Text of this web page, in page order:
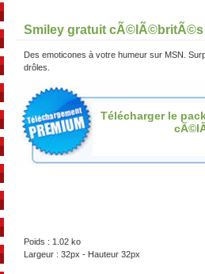
Smiley gratuit cÃ©lÃ©britÃ©s
Des emoticones à votre humeur sur MSN.
drôles.
Télécharger le
Poids : 1.02 ko
Largeur : 32px - Hauteur 32px